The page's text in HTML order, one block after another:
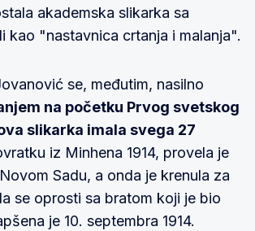
akademska slikarka sa
kao "nastavnica crtanja i malanja".
se, međutim, nasilno
na početku Prvog svetskog
slikarka imala svega 27
iz Minhena 1914, provela je
Sadu, a onda je krenula za
se oprosti sa bratom koji je bio
je 10. septembra 1914.